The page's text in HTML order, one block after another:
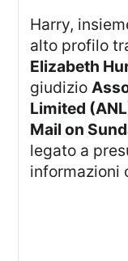
Harry, insieme ad altre personalità ad
alto profilo
Elizabeth
giudizio
Limited
Mail on
legato a
informazioni